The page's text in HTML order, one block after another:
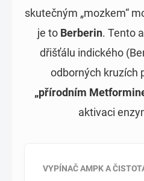
skutečným „mozkem“
je to Berberin. Tento
dřišťálu indického
odborných kruzích
„přírodním
aktivaci
VYPÍNAČ AMPK A